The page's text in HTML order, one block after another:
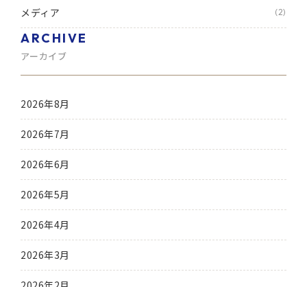
メディア (2)
ARCHIVE
アーカイブ
2026年8月
2026年7月
2026年6月
2026年5月
2026年4月
2026年3月